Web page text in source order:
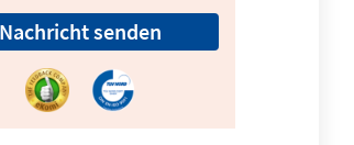
Nachricht senden